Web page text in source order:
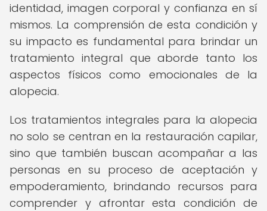
identidad, imagen corporal y confianza en sí
mismos. La comprensión de esta condición y
su impacto es fundamental para brindar un
tratamiento integral que aborde tanto los
aspectos físicos como emocionales de la
alopecia.
Los tratamientos integrales para la alopecia
no solo se centran en la restauración capilar,
sino que también buscan acompañar a las
personas en su proceso de aceptación y
empoderamiento, brindando recursos para
comprender y afrontar esta condición de